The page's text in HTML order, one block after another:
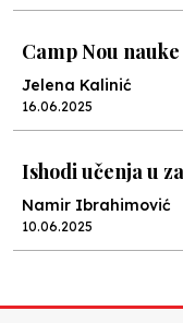
Camp Nou nauke
Jelena Kalinić
16.06.2025
Ishodi učenja u
Namir Ibrahimović
10.06.2025